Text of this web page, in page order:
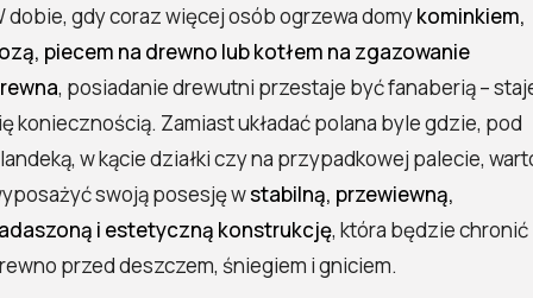
dobie, gdy coraz więcej osób ogrzewa domykominkiem,
piecem na drewno lub kotłem na zgazowanie
, posiadanie drewutni przestaje być fanaberią –
koniecznością. Zamiast układać polana byle gdzie, pod
w kącie działki czy na przypadkowej palecie,
swoją posesję wstabilną, przewiewną,
i estetyczną konstrukcję, która będzie chronić
przed deszczem, śniegiem i gniciem.